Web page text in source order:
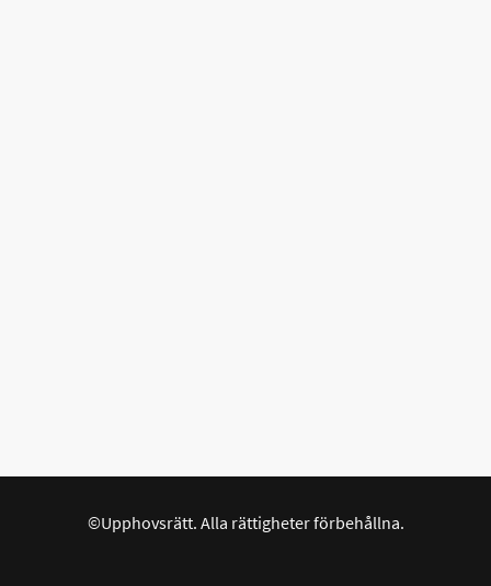
©Upphovsrätt. Alla rättigheter förbehållna.